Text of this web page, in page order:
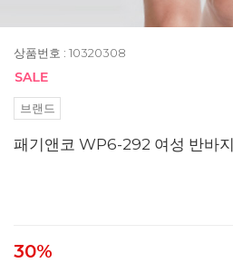
상품번호 : 10320308
브랜드
패기앤코 WP6-292 여성 반바지
30%